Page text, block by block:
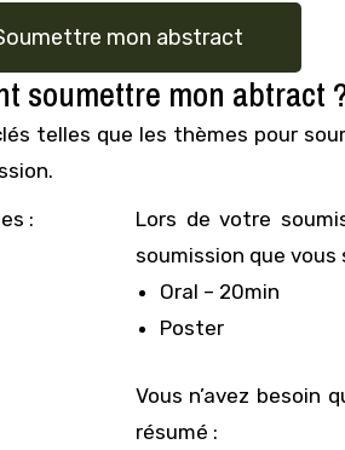
mon abstract
soumettre mon abtract
telles que les thèmes pour
:
Lors de votre
soumission que vous
Oral – 20min
Poster
Vous n’avez besoin
résumé :